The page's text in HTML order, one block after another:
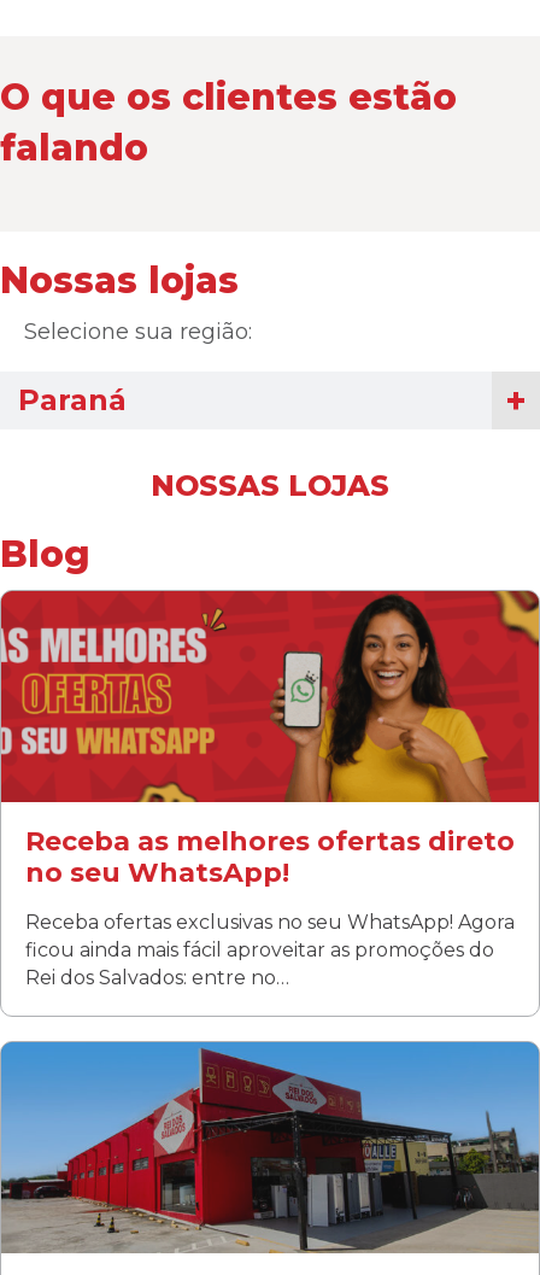
O que os clientes estão
falando
Nossas lojas
Selecione sua região:
Paraná
Fanny
Rua Albino Beatriz, 100 - Fanny, Curitiba –PR
Segunda a sábado: 09h00 às 19h00
Domingo: FECHADA
ÚLTIMOS DIAS DE LIQUIDAÇÃO!
(41) 3411-1754
(41) 99249-4620
NOSSAS LOJAS
Blog
Receba as melhores ofertas direto
no seu WhatsApp!
Receba ofertas exclusivas no seu WhatsApp! Agora
ficou ainda mais fácil aproveitar as promoções do
Rei dos Salvados: entre no…